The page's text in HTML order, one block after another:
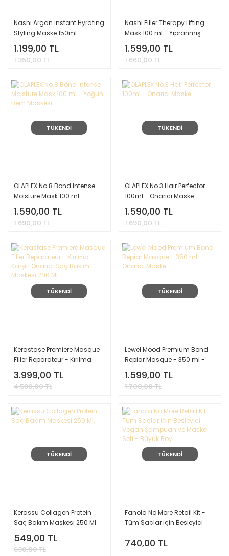
Nashi Argan İnstant Hyrating
Styling Maske 150ml -
Durulanmayan Nem Maskesi
1.199,00 TL
1.350,00 TL
Nashi Filler Therapy Lifting
Mask 100 ml - Yıpranmış
Saçlar Onarıcı Sıvı Maske
1.599,00 TL
1.660,00 TL
TÜKENDİ
OLAPLEX No.8 Bond Intense
Moisture Mask 100 ml -
Yoğun nem Maskesi
1.590,00 TL
1.690,00 TL
TÜKENDİ
OLAPLEX No.3 Hair Perfector
100ml - Onarıcı Maske
1.590,00 TL
1.690,00 TL
TÜKENDİ
Kerastase Premiere Masque
Filler Reparateur - Kırılma
Karşıtı Onarıcı Saç Bakım
Maskesi 200 ML
3.999,00 TL
4.590,00 TL
TÜKENDİ
Lewel Mood Premium Bond
Repiar Masque - 350 ml -
Onarıcı Maske
1.599,00 TL
1.700,00 TL
TÜKENDİ
Kerassu Collagen Protein
Saç Bakım Maskesi 250 Ml.
549,00 TL
630,00 TL
TÜKENDİ
Fanola No More Retail Kit -
Tüm Saçlar için Besleyici
Seti - Büyük Boy
740,00 TL